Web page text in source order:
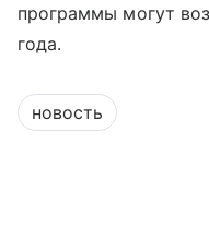
программы могут
года.
новость